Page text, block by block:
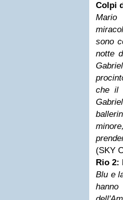
Colpi
sono
notte
che il
(SKY
Rio 2:
Blu e